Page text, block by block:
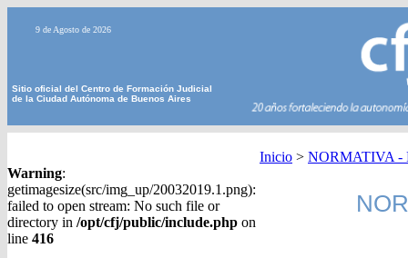
9 de Agosto de 2026
Sitio oficial del Centro de Formación Judicial
de la Ciudad Autónoma de Buenos Aires
Warning:
getimagesize(src/img_up/20032019.1.png):
failed to open stream: No such file or
directory in /opt/cfj/public/include.php on
line 416
Inicio > NORMATIVA -